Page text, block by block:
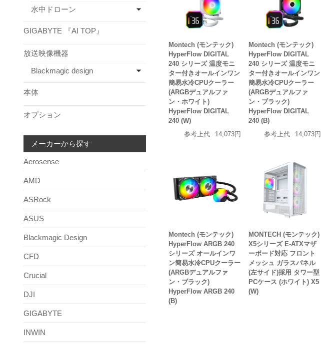
Montech (モンテック)
HyperFlow DIGITAL
240 シリーズ 温度モニ
ター付きオールインワン
簡易水冷CPUクーラー
(ARGBデュアルファ
ン・ホワイト)
HyperFlow DIGITAL
240 (W)
参考上代
14,073円
Montech (モンテック)
HyperFlow DIGITAL
240 シリーズ 温度モニ
ター付きオールインワン
簡易水冷CPUクーラー
(ARGBデュアルファ
ン・ブラック)
HyperFlow DIGITAL
240 (B)
参考上代
14,073円
Montech (モンテック)
HyperFlow ARGB 240
シリーズ オールインワ
ン簡易水冷CPUクーラー
(ARGBデュアルファ
ン・ブラック)
HyperFlow ARGB 240
(B)
MONTECH (モンテック)
X5シリーズ E-ATXマザ
ーボード対応 フロント
メッシュ ガラスパネル
(左サイド)採用 タワー型
PCケース (ホワイト) X5
(W)
水中ドローン
GIGABYTE 『AI TOP』
放送映像機器
Blackmagic design
本体
オプション
メーカーから探す
Aerosense
AMD
ASRock
ASUS
Blackmagic Design
CFD
Crucial
DJI
GIGABYTE
INWIN